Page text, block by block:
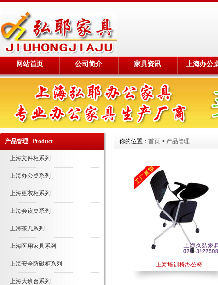
网站首页 公司简介 家具资讯 上海办公
产品管理 Product
上海文件柜系列
上海办公桌系列
上海更衣柜系列
上海会议桌系列
上海茶几系列
上海医用家具系列
上海安全防磁柜系列
上海大班台系列
你的位置： 首页 > 产品管理
上海培训椅办公椅